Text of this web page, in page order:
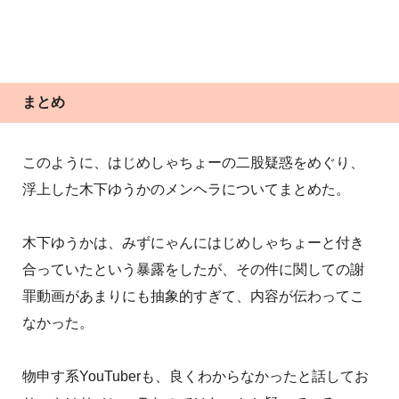
まとめ
このように、はじめしゃちょーの二股疑惑をめぐり、
浮上した木下ゆうかのメンヘラについてまとめた。
木下ゆうかは、みずにゃんにはじめしゃちょーと付き
合っていたという暴露をしたが、その件に関しての謝
罪動画があまりにも抽象的すぎて、内容が伝わってこ
なかった。
物申す系YouTuberも、良くわからなかったと話してお